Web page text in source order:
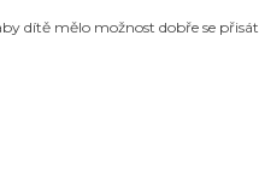
dítě mělo možnost dobře se přisát